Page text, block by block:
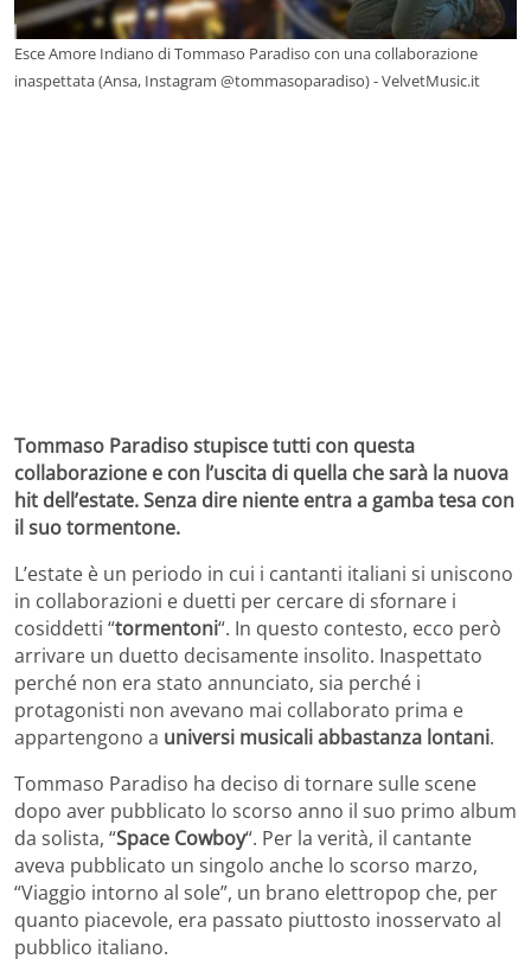
Esce Amore Indiano di Tommaso Paradiso con una collaborazione
inaspettata (Ansa, Instagram @tommasoparadiso) - VelvetMusic.it
Tommaso Paradiso stupisce tutti con questa
collaborazione e con l’uscita di quella che sarà la nuova
hit dell’estate. Senza dire niente entra a gamba tesa con
il suo tormentone.
L’estate è un periodo in cui i cantanti italiani si uniscono
in collaborazioni e duetti per cercare di sfornare i
cosiddetti “tormentoni“. In questo contesto, ecco però
arrivare un duetto decisamente insolito. Inaspettato
perché non era stato annunciato, sia perché i
protagonisti non avevano mai collaborato prima e
appartengono a universi musicali abbastanza lontani.
Tommaso Paradiso ha deciso di tornare sulle scene
dopo aver pubblicato lo scorso anno il suo primo album
da solista, “Space Cowboy“. Per la verità, il cantante
aveva pubblicato un singolo anche lo scorso marzo,
“Viaggio intorno al sole”, un brano elettropop che, per
quanto piacevole, era passato piuttosto inosservato al
pubblico italiano.